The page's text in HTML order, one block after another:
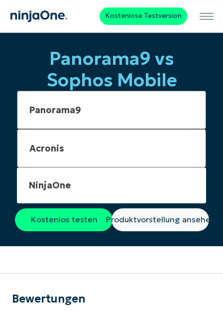
Kostenlose Testversion
Panorama9 vs
Sophos Mobile
NinjaOne
Kostenlos testen Produktvorstellung ansehen
Bewertungen